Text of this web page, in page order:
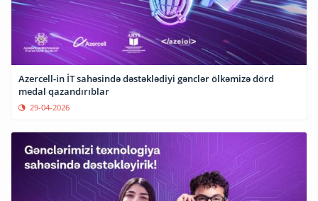
Azercell-in İT sahəsində dəstəklədiyi gənclər ölkəmizə dörd
medal qazandırıblar
29-04-2026